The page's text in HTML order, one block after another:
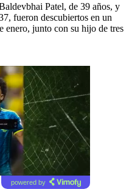
Patel, de 39 años, y
fueron descubiertos en un
enero, junto con su hijo de tres
powered by